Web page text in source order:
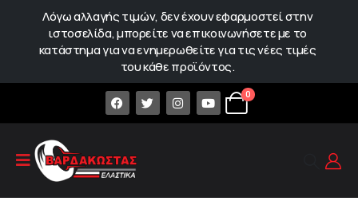
Λόγω αλλαγής τιμών, δεν έχουν εφαρμοστεί στην
ιστοσελίδα, μπορείτε να επικοινωνήσετε με το
κατάστημα για να ενημερωθείτε για τις νέες τιμές
του κάθε προϊόντος.
0